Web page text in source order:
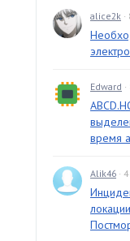
alice2k
Edward
время
Alik46 ·